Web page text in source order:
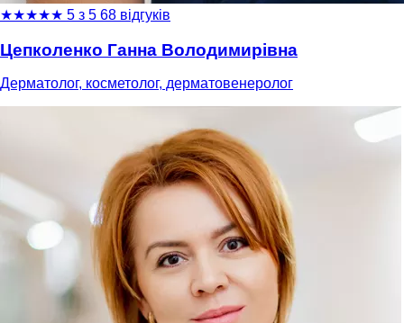
★★★★★ 5 з 5 68 відгуків
Цепколенко Ганна Володимирівна
Дерматолог, косметолог, дерматовенеролог